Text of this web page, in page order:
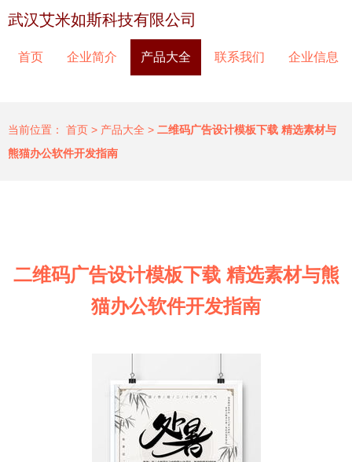
武汉艾米如斯科技有限公司
首页 企业简介 产品大全 联系我们 企业信息
当前位置： 首页 > 产品大全 > 二维码广告设计模板下载 精选素材与
熊猫办公软件开发指南
二维码广告设计模板下载 精选素材与熊
猫办公软件开发指南